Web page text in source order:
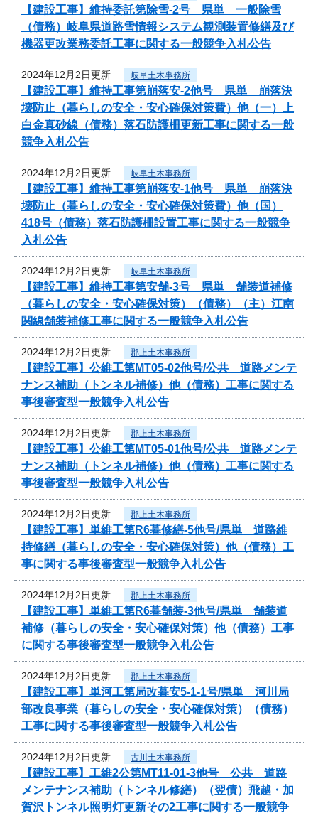
【建設工事】維持委託第除雪-2号 県単 一般除雪
（債務）岐阜県道路雪情報システム観測装置修繕及び
機器更改業務委託工事に関する一般競争入札公告
2024年12月2日更新 岐阜土木事務所
【建設工事】維持工事第崩落安-2他号 県単 崩落決
壊防止（暮らしの安全・安心確保対策費）他（一）上
白金真砂線（債務）落石防護柵更新工事に関する一般
競争入札公告
2024年12月2日更新 岐阜土木事務所
【建設工事】維持工事第崩落安-1他号 県単 崩落決
壊防止（暮らしの安全・安心確保対策費）他（国）
418号（債務）落石防護柵設置工事に関する一般競争
入札公告
2024年12月2日更新 岐阜土木事務所
【建設工事】維持工事第安舗-3号 県単 舗装道補修
（暮らしの安全・安心確保対策）（債務）（主）江南
関線舗装補修工事に関する一般競争入札公告
2024年12月2日更新 郡上土木事務所
【建設工事】公維工第MT05-02他号/公共 道路メンテ
ナンス補助（トンネル補修）他（債務）工事に関する
事後審査型一般競争入札公告
2024年12月2日更新 郡上土木事務所
【建設工事】公維工第MT05-01他号/公共 道路メンテ
ナンス補助（トンネル補修）他（債務）工事に関する
事後審査型一般競争入札公告
2024年12月2日更新 郡上土木事務所
【建設工事】単維工第R6暮修繕-5他号/県単 道路維
持修繕（暮らしの安全・安心確保対策）他（債務）工
事に関する事後審査型一般競争入札公告
2024年12月2日更新 郡上土木事務所
【建設工事】単維工第R6暮舗装-3他号/県単 舗装道
補修（暮らしの安全・安心確保対策）他（債務）工事
に関する事後審査型一般競争入札公告
2024年12月2日更新 郡上土木事務所
【建設工事】単河工第局改暮安5-1-1号/県単 河川局
部改良事業（暮らしの安全・安心確保対策）（債務）
工事に関する事後審査型一般競争入札公告
2024年12月2日更新 古川土木事務所
【建設工事】工維2公第MT11-01-3他号 公共 道路
メンテナンス補助（トンネル修繕）（翌債）飛越・加
賀沢トンネル照明灯更新その2工事に関する一般競争